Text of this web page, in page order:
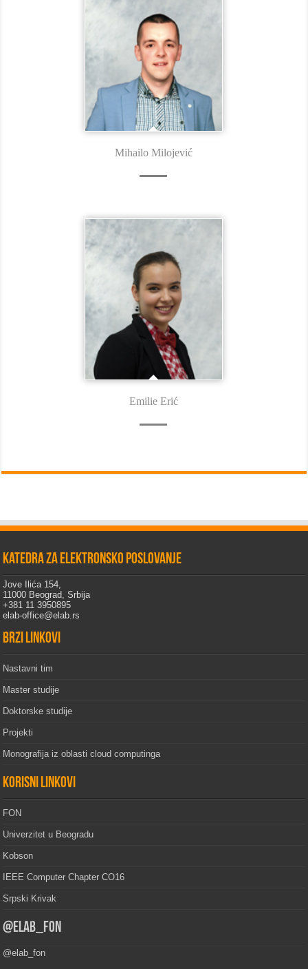
Mihailo Milojević
Emilie Erić
Katedra za elektronsko poslovanje
Jove Ilića 154,
11000 Beograd, Srbija
+381 11 3950895
elab-office@elab.rs
Brzi linkovi
Nastavni tim
Master studije
Doktorske studije
Projekti
Monografija iz oblasti cloud computinga
Korisni linkovi
FON
Univerzitet u Beogradu
Kobson
IEEE Computer Chapter CO16
Srpski Krivak
@elab_fon
@elab_fon